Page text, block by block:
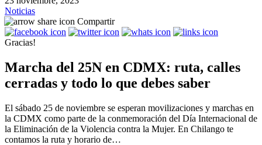
Noticias
Compartir
Gracias!
Marcha del 25N en CDMX: ruta, calles
cerradas y todo lo que debes saber
El sábado 25 de noviembre se esperan movilizaciones y marchas en
la CDMX como parte de la conmemoración del Día Internacional de
la Eliminación de la Violencia contra la Mujer. En Chilango te
contamos la ruta y horario de…